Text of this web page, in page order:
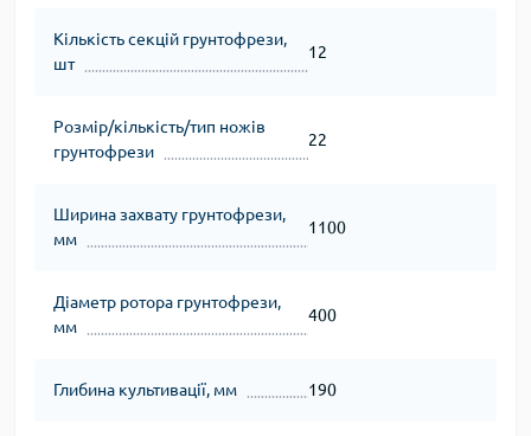
Кількість секцій грунтофрези,
шт
12
Розмір/кількість/тип ножів
грунтофрези
22
Ширина захвату грунтофрези,
мм
1100
Діаметр ротора грунтофрези,
мм
400
Глибина культивації, мм 190